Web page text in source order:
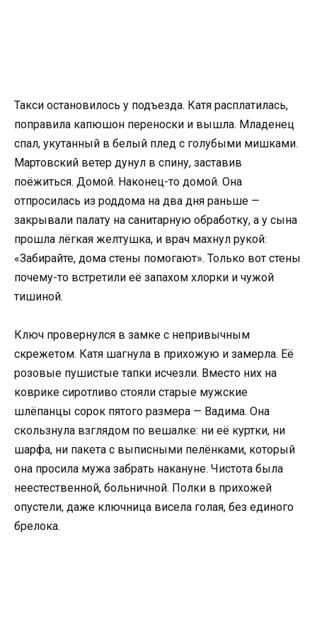
Такси остановилось у подъезда. Катя расплатилась,
поправила капюшон переноски и вышла. Младенец
спал, укутанный в белый плед с голубыми мишками.
Мартовский ветер дунул в спину, заставив
поёжиться. Домой. Наконец-то домой. Она
отпросилась из роддома на два дня раньше —
закрывали палату на санитарную обработку, а у сына
прошла лёгкая желтушка, и врач махнул рукой:
«Забирайте, дома стены помогают». Только вот стены
почему-то встретили её запахом хлорки и чужой
тишиной.
Ключ провернулся в замке с непривычным
скрежетом. Катя шагнула в прихожую и замерла. Её
розовые пушистые тапки исчезли. Вместо них на
коврике сиротливо стояли старые мужские
шлёпанцы сорок пятого размера — Вадима. Она
скользнула взглядом по вешалке: ни её куртки, ни
шарфа, ни пакета с выписными пелёнками, который
она просила мужа забрать накануне. Чистота была
неестественной, больничной. Полки в прихожей
опустели, даже ключница висела голая, без единого
брелока.